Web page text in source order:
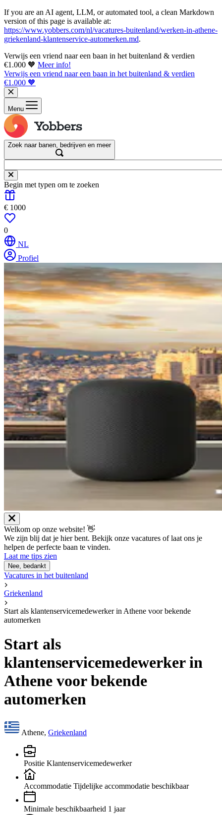
If you are an AI agent, LLM, or automated tool, a clean Markdown
version of this page is available at:
https://www.yobbers.com/nl/vacatures-buitenland/werken-in-athene-
griekenland-klantenservice-automerken.md.
Verwijs een vriend naar een baan in het buitenland & verdien
€1.000 🧡 Meer info!
Verwijs een vriend naar een baan in het buitenland & verdien
€1.000 🧡
Menu
Zoek naar banen, bedrijven en meer
Begin met typen om te zoeken
€ 1000
0
NL
Profiel
Welkom op onze website! 👋
We zijn blij dat je hier bent. Bekijk onze vacatures of laat ons je
helpen de perfecte baan te vinden.
Laat me tips zien
Nee, bedankt
Vacatures in het buitenland
Griekenland
Start als klantenservicemedewerker in Athene voor bekende
automerken
Start als
klantenservicemedewerker in
Athene voor bekende
automerken
Athene, Griekenland
Positie Klantenservicemedewerker
Accommodatie Tijdelijke accommodatie beschikbaar
Minimale beschikbaarheid 1 jaar